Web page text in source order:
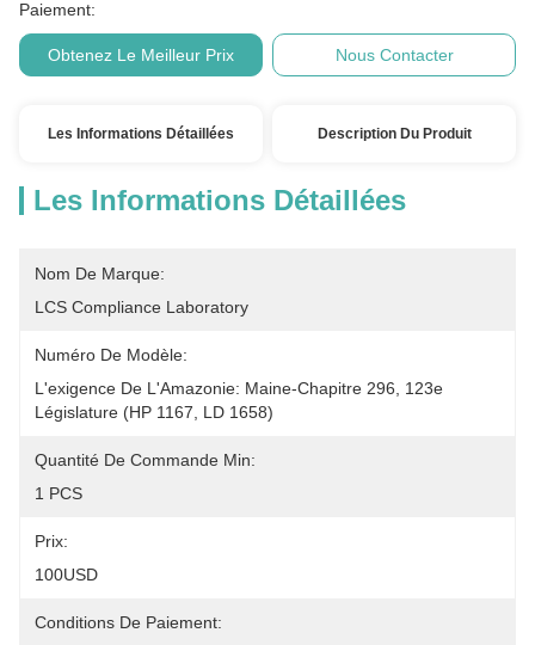
Paiement:
Obtenez Le Meilleur Prix Nous Contacter
Les Informations Détaillées Description Du Produit
Les Informations Détaillées
Nom De Marque:
LCS Compliance Laboratory
Numéro De Modèle:
L'exigence De L'Amazonie: Maine-Chapitre 296, 123e
Législature (HP 1167, LD 1658)
Quantité De Commande Min:
1 PCS
Prix:
100USD
Conditions De Paiement: